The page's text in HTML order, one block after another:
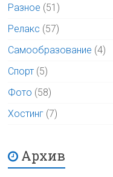
Разное (51)
Релакс (57)
Самообразование (4)
Спорт (5)
Фото (58)
Хостинг (7)
Архив